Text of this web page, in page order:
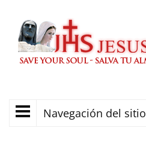
Navegación del sitio